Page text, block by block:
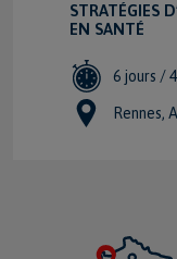
STRATÉGIES
EN SANTÉ
6 jours /
Rennes,